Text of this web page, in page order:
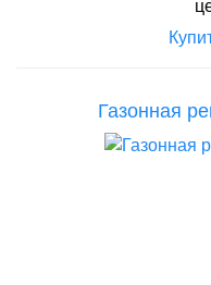
Газонная